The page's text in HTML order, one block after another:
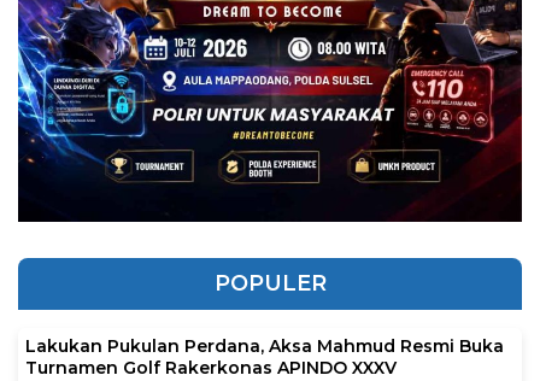
POPULER
Lakukan Pukulan Perdana, Aksa Mahmud Resmi Buka
Turnamen Golf Rakerkonas APINDO XXXV